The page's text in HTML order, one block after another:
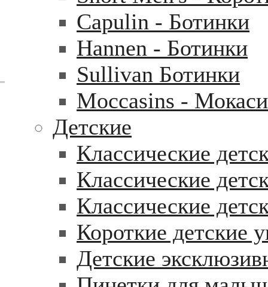
Capulin - Ботинки
Hannen - Ботинки
Sullivan Ботинки
Moccasins -
Детские
Классические
Классические
Классические
Короткие детские
Детские